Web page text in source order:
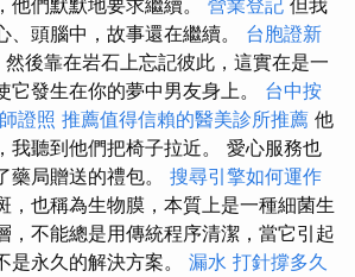
他們默默地要求繼續。 營業登記 但我
、頭腦中，故事還在繼續。 台胞證新
然後靠在岩石上忘記彼此，這實在是一
它發生在你的夢中男友身上。 台中按
證照 推薦值得信賴的醫美診所推薦 他
我聽到他們把椅子拉近。 愛心服務也
藥局贈送的禮包。 搜尋引擎如何運作
，也稱為生物膜，本質上是一種細菌生
，不能總是用傳統程序清潔，當它引起
是永久的解決方案。 漏水 打針撐多久